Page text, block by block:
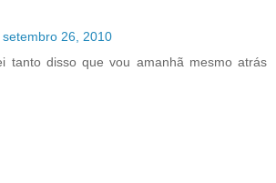
26, 2010
tanto disso que vou amanhã mesmo atrás